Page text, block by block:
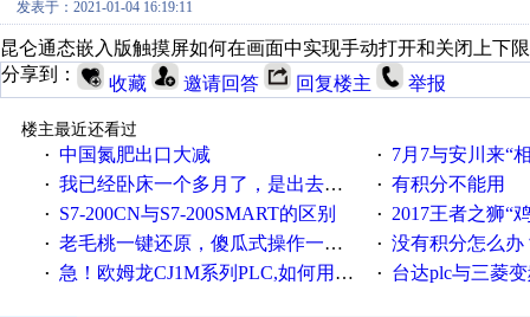
发表于：2021-01-04 16:19:11
昆仑通态嵌入版触摸屏如何在画面中实现手动打开和关闭上下
分享到：
收藏 邀请回答 回复楼主 举报
楼主最近还看过
· 中国氮肥出口大减 · 7月7与安川来“
· 我已经卧床一个多月了，是出去安装机械手在高速遭遇车祸所致:大家工作都要特别注意啊 · 有积分不能用
· S7-200CN与S7-200SMART的区别 · 2017王者之狮“鸡”情签到
· 老毛桃一键还原，傻瓜式操作一键轻松备份还原；程序为向导式安装，一键即可实现自动备份或还原系统。 · 没有积分怎么办
· 急！欧姆龙CJ1M系列PLC,如何用时间控制变频器。要求时间在组态王中可以自由输入！拜托各位大神了！ · 台达plc与三菱